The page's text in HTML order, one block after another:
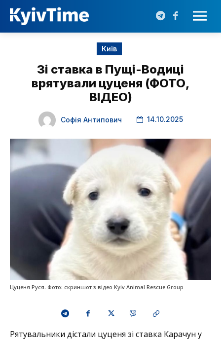
Київ
Зі ставка в Пущі-Водиці
врятували цуценя (ФОТО,
ВІДЕО)
Софія Антипович 14.10.2025
Цуценя Руся. Фото: скриншот з відео Kyiv Animal Rescue Group
Рятувальники дістали цуценя зі ставка Карачун у